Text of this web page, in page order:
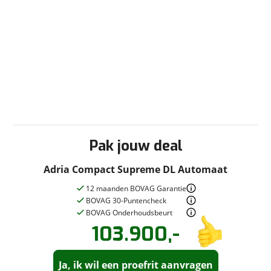
Pak jouw deal
Adria Compact Supreme DL Automaat
12 maanden BOVAG Garantie
BOVAG 30-Puntencheck
BOVAG Onderhoudsbeurt
103.900,-
Ja, ik wil een proefrit aanvragen
Vraag eenproefrit
aan!
Stel eenvraag!
De Roo Campers B.V. neemt snel